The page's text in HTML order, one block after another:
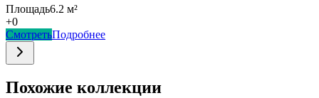
Площадь6.2 м²
+0
СмотретьПодробнее
Похожие коллекции